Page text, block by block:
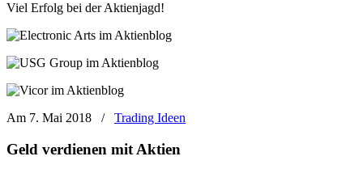
Viel Erfolg bei der Aktienjagd!
Am 7. Mai 2018 / Trading Ideen
Geld verdienen mit Aktien